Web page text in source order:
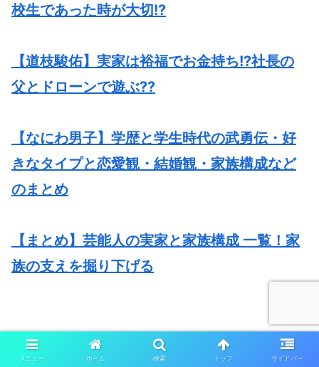
校生であった時が大切!?
【道枝駿佑】実家は裕福でお金持ち!?社長の
父とドローンで遊ぶ??
【なにわ男子】学歴と学生時代の武勇伝・好
きなタイプと恋愛観・結婚観・家族構成など
のまとめ
【まとめ】芸能人の実家と家族構成 一覧！家
族の支えを掘り下げる
メニュー ホーム 検索 トップ サイドバー